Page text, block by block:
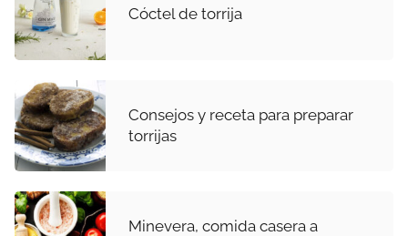
Cóctel de torrija
Consejos y receta para preparar
torrijas
Minevera, comida casera a